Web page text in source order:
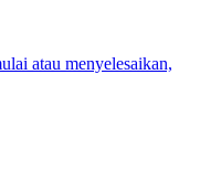
atau menyelesaikan,